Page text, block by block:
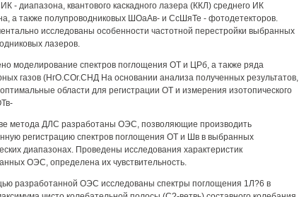
- диапазона, квантового каскадного лазера (ККЛ) среднего ИК
а также полупроводниковых ШОаАв- и СсШяТе - фотодетекторов.
исследованы особенности частотной перестройки выбранных
лазеров.
моделирование спектров поглощения ОТ и ЦРб, а также ряда
газов (НгО.СОг.СНД На основании анализа полученных результатов,
области для регистрации ОТ и измерения изотопического
метода ДЛС разработаны ОЭС, позволяющие производить
регистрацию спектров поглощения ОТ и Шв в выбранных
диапазонах. Проведены исследования характеристик
ОЭС, определена их чувствительность.
разработанной ОЭС исследованы спектры поглощения 1Л?6 в